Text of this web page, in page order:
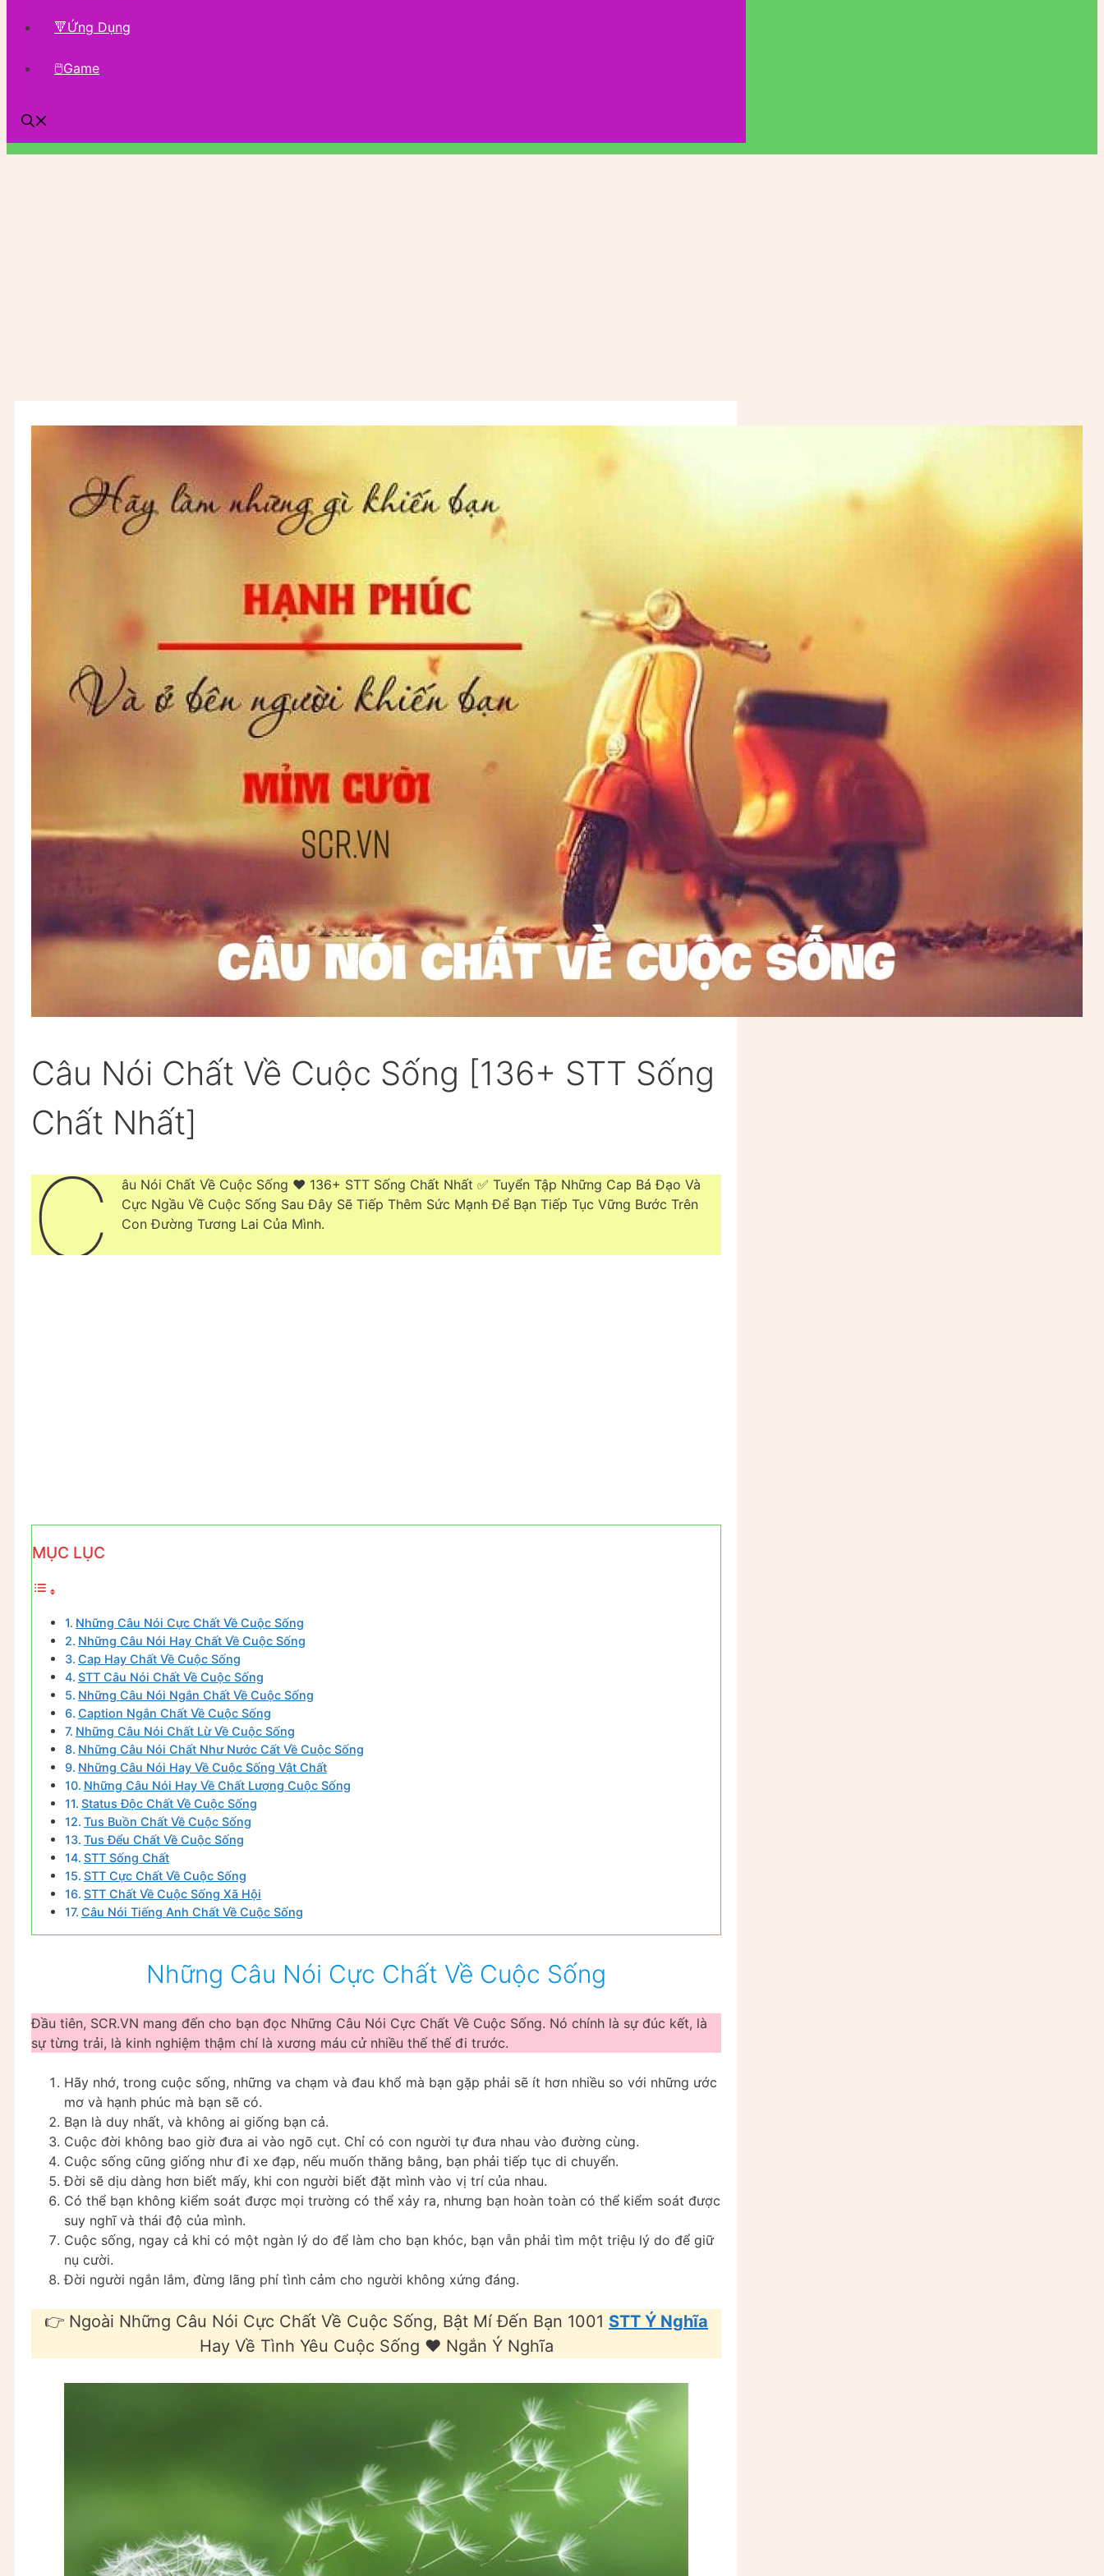
🔻Ứng Dụng
🖱Game
Câu Nói Chất Về Cuộc Sống [136+ STT Sống
Chất Nhất]
C
âu Nói Chất Về Cuộc Sống ❤️ 136+ STT Sống Chất Nhất ✅ Tuyển Tập Những Cap Bá Đạo Và
Cực Ngầu Về Cuộc Sống Sau Đây Sẽ Tiếp Thêm Sức Mạnh Để Bạn Tiếp Tục Vững Bước Trên
Con Đường Tương Lai Của Mình.
MỤC LỤC
Những Câu Nói Cực Chất Về Cuộc Sống
Những Câu Nói Hay Chất Về Cuộc Sống
Cap Hay Chất Về Cuộc Sống
STT Câu Nói Chất Về Cuộc Sống
Những Câu Nói Ngắn Chất Về Cuộc Sống
Caption Ngắn Chất Về Cuộc Sống
Những Câu Nói Chất Lừ Về Cuộc Sống
Những Câu Nói Chất Như Nước Cất Về Cuộc Sống
Những Câu Nói Hay Về Cuộc Sống Vật Chất
Những Câu Nói Hay Về Chất Lượng Cuộc Sống
Status Độc Chất Về Cuộc Sống
Tus Buồn Chất Về Cuộc Sống
Tus Đểu Chất Về Cuộc Sống
STT Sống Chất
STT Cực Chất Về Cuộc Sống
STT Chất Về Cuộc Sống Xã Hội
Câu Nói Tiếng Anh Chất Về Cuộc Sống
Những Câu Nói Cực Chất Về Cuộc Sống
Đầu tiên, SCR.VN mang đến cho bạn đọc Những Câu Nói Cực Chất Về Cuộc Sống. Nó chính là sự đúc kết, là
sự từng trải, là kinh nghiệm thậm chí là xương máu cử nhiều thế thế đi trước.
Hãy nhớ, trong cuộc sống, những va chạm và đau khổ mà bạn gặp phải sẽ ít hơn nhiều so với những ước
mơ và hạnh phúc mà bạn sẽ có.
Bạn là duy nhất, và không ai giống bạn cả.
Cuộc đời không bao giờ đưa ai vào ngõ cụt. Chỉ có con người tự đưa nhau vào đường cùng.
Cuộc sống cũng giống như đi xe đạp, nếu muốn thăng bằng, bạn phải tiếp tục di chuyển.
Đời sẽ dịu dàng hơn biết mấy, khi con người biết đặt mình vào vị trí của nhau.
Có thể bạn không kiểm soát được mọi trường có thể xảy ra, nhưng bạn hoàn toàn có thể kiểm soát được
suy nghĩ và thái độ của mình.
Cuộc sống, ngay cả khi có một ngàn lý do để làm cho bạn khóc, bạn vẫn phải tìm một triệu lý do để giữ
nụ cười.
Đời người ngắn lắm, đừng lãng phí tình cảm cho người không xứng đáng.
👉 Ngoài Những Câu Nói Cực Chất Về Cuộc Sống, Bật Mí Đến Bạn 1001 STT Ý Nghĩa
Hay Về Tình Yêu Cuộc Sống ❤️️ Ngắn Ý Nghĩa